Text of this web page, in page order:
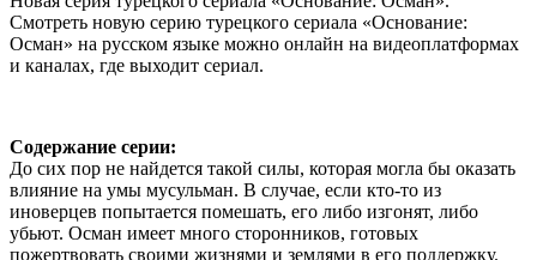
Смотреть новую серию турецкого сериала «Основание:
Осман» на русском языке можно онлайн на видеоплатформах
и каналах, где выходит сериал.
Содержание серии:
До сих пор не найдется такой силы, которая могла бы оказать
влияние на умы мусульман. В случае, если кто-то из
иноверцев попытается помешать, его либо изгонят, либо
убьют. Осман имеет много сторонников, готовых
пожертвовать своими жизнями и землями в его поддержку.